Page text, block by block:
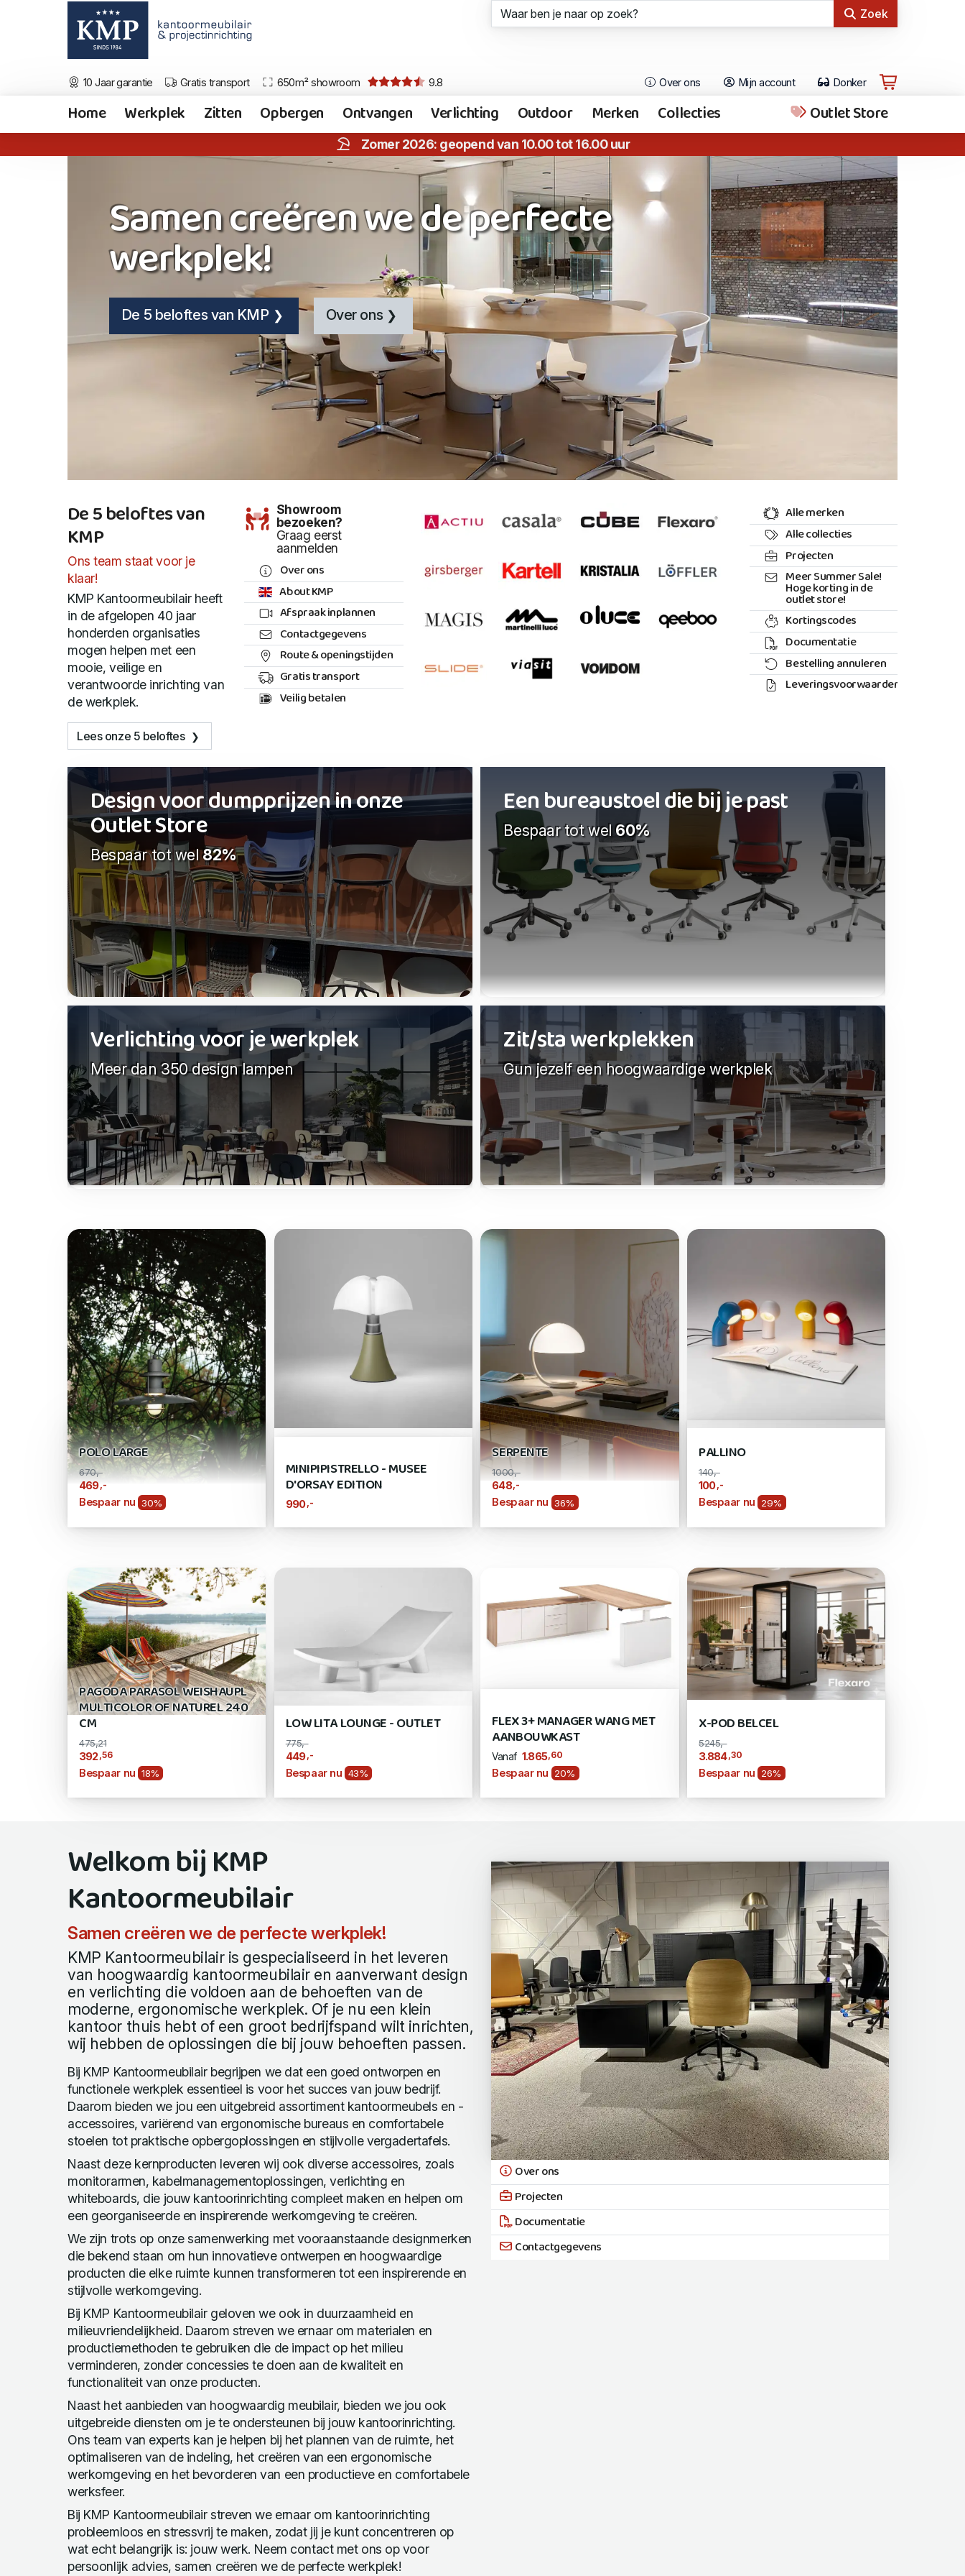
Zoek
10 Jaar garantie Gratis transport 650m² showroom 9.8 Over ons Mijn account Donker
Home Werkplek Zitten Opbergen Ontvangen Verlichting Outdoor Merken Collecties Outlet Store
Zomer 2026: geopend van 10.00 tot 16.00 uur
Samen creëren we de perfecte
werkplek!
De 5 beloftes van KMP
De 5 beloftes van KMP Over ons
De 5 beloftes van
KMP
Ons team staat voor je
klaar!
KMP Kantoormeubilair heeft
in de afgelopen 40 jaar
honderden organisaties
mogen helpen met een
mooie, veilige en
verantwoorde inrichting van
de werkplek.
Lees onze 5 beloftes
Showroom
bezoeken?
Graag eerst
aanmelden
Over ons
About KMP
Afspraak inplannen
Contactgegevens
Route & openingstijden
Gratis transport
Veilig betalen
Alle merken
Alle collecties
Projecten
Meer Summer Sale!
Hoge korting in de
outlet store!
Kortingscodes
Documentatie
Bestelling annuleren
Leveringsvoorwaarden
Design voor dumpprijzen in onze
Outlet Store
Bespaar tot wel82%
Een bureaustoel die bij je past
Bespaar tot wel60%
Verlichting voor je werkplek
Meer dan 350 design lampen
Zit/sta werkplekken
Gun jezelf een hoogwaardige werkplek
POLO LARGE
670,-
469 ,-
Bespaar nu 30%
MINIPIPISTRELLO - MUSEE
D'ORSAY EDITION
990 ,-
SERPENTE
1000,-
648 ,-
Bespaar nu 36%
PALLINO
140,-
100 ,-
Bespaar nu 29%
PAGODA PARASOL WEISHAUPL
MULTICOLOR OF NATUREL 240
CM
475,21
392,56
Bespaar nu 18%
LOW LITA LOUNGE - OUTLET
775,-
449 ,-
Bespaar nu 43%
FLEX 3+ MANAGER WANG MET
AANBOUWKAST
Vanaf 1.865,60
Bespaar nu 20%
X-POD BELCEL
5245,-
3.884,30
Bespaar nu 26%
Welkom bij KMP
Kantoormeubilair
Samen creëren we de perfecte werkplek!
KMP Kantoormeubilair is gespecialiseerd in het leveren
van hoogwaardig kantoormeubilair en aanverwant design
en verlichting die voldoen aan de behoeften van de
moderne, ergonomische werkplek. Of je nu een klein
kantoor thuis hebt of een groot bedrijfspand wilt inrichten,
wij hebben de oplossingen die bij jouw behoeften passen.
Bij KMP Kantoormeubilair begrijpen we dat een goed ontworpen en
functionele werkplek essentieel is voor het succes van jouw bedrijf.
Daarom bieden we jou een uitgebreid assortiment kantoormeubels en -
accessoires, variërend van ergonomische bureaus en comfortabele
stoelen tot praktische opbergoplossingen en stijlvolle vergadertafels.
Naast deze kernproducten leveren wij ook diverse accessoires, zoals
monitorarmen, kabelmanagementoplossingen, verlichting en
whiteboards, die jouw kantoorinrichting compleet maken en helpen om
een georganiseerde en inspirerende werkomgeving te creëren.
We zijn trots op onze samenwerking met vooraanstaande designmerken
die bekend staan om hun innovatieve ontwerpen en hoogwaardige
producten die elke ruimte kunnen transformeren tot een inspirerende en
stijlvolle werkomgeving.
Bij KMP Kantoormeubilair geloven we ook in duurzaamheid en
milieuvriendelijkheid. Daarom streven we ernaar om materialen en
productiemethoden te gebruiken die de impact op het milieu
verminderen, zonder concessies te doen aan de kwaliteit en
functionaliteit van onze producten.
Naast het aanbieden van hoogwaardig meubilair, bieden we jou ook
uitgebreide diensten om je te ondersteunen bij jouw kantoorinrichting.
Ons team van experts kan je helpen bij het plannen van de ruimte, het
optimaliseren van de indeling, het creëren van een ergonomische
werkomgeving en het bevorderen van een productieve en comfortabele
werksfeer.
Bij KMP Kantoormeubilair streven we ernaar om kantoorinrichting
probleemloos en stressvrij te maken, zodat jij je kunt concentreren op
wat echt belangrijk is: jouw werk. Neem contact met ons op voor
persoonlijk advies, samen creëren we de perfecte werkplek!
Over ons
Projecten
Documentatie
Contactgegevens